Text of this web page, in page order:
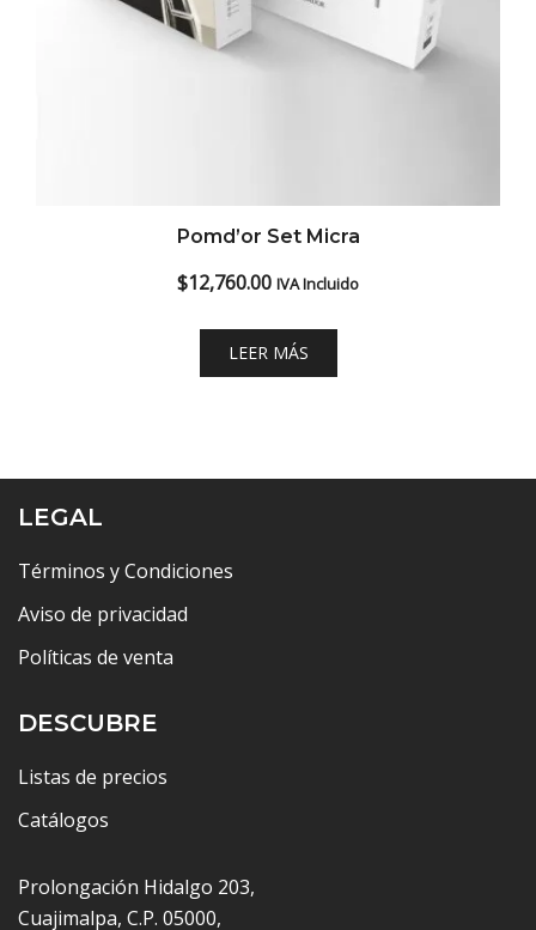
Pomd’or Set Micra
$12,760.00 IVA Incluido
LEER MÁS
LEGAL
Términos y Condiciones
Aviso de privacidad
Políticas de venta
DESCUBRE
Listas de precios
Catálogos
Prolongación Hidalgo 203,
Cuajimalpa, C.P. 05000,